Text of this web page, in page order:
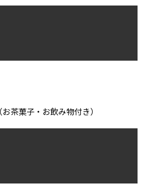
茶菓子・お飲み物付き）